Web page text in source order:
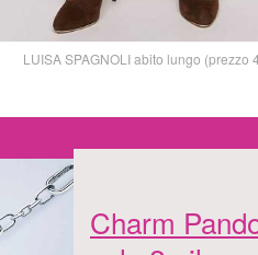
LUISA SPAGNOLI abito lungo (prezzo
Charm